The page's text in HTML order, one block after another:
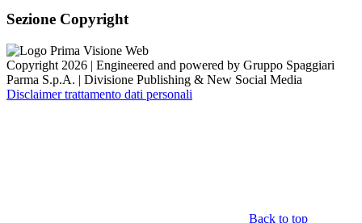
Sezione Copyright
Copyright 2026 | Engineered and powered by Gruppo Spaggiari
Parma S.p.A. | Divisione Publishing & New Social Media
Disclaimer trattamento dati personali
Back to top